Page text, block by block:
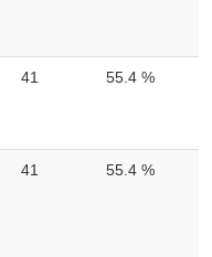
41 55.4 %
41 55.4 %